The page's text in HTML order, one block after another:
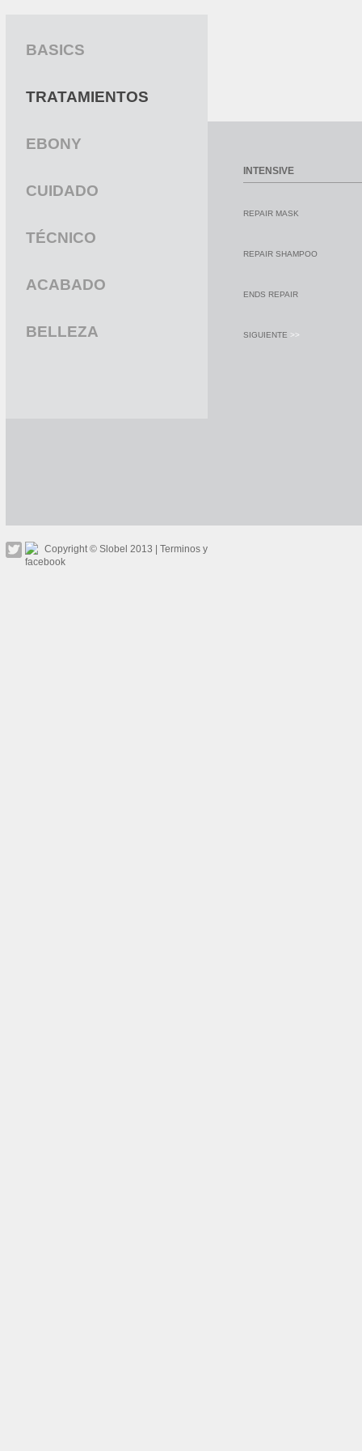
BASICS
TRATAMIENTOS
EBONY
CUIDADO
TÉCNICO
ACABADO
BELLEZA
INTENSIVE
REPAIR MASK
REPAIR SHAMPOO
ENDS REPAIR
SIGUIENTE >>
Copyright © Slobel 2013 | Terminos y